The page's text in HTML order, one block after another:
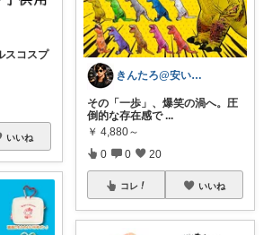
スコスプ
いいね
きんたろ@安いだけじゃ物足りない
その「一歩」、爆笑の渦へ。圧
倒的な存在感で ...
￥ 4,880～
0 0 20
コレ いいね